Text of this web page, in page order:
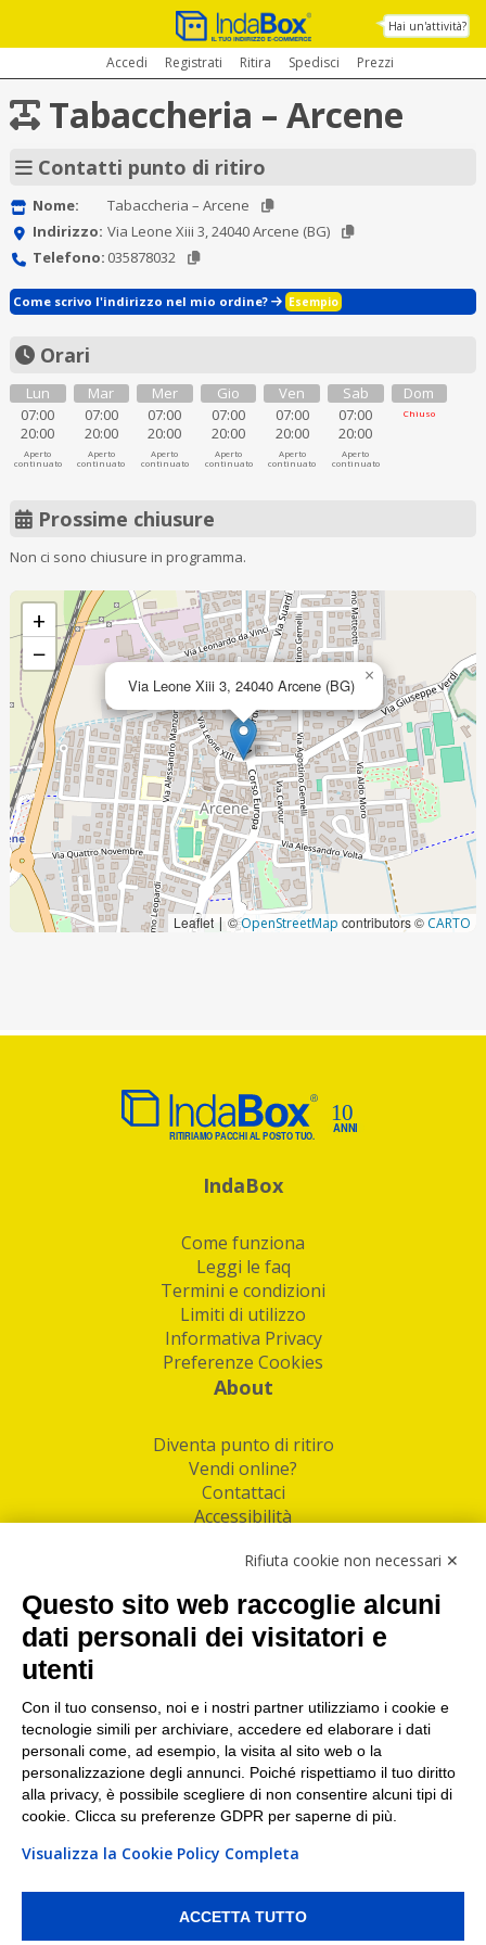
Hai un'attività?
Accedi Registrati Ritira Spedisci Prezzi
Tabaccheria – Arcene
Contatti punto di ritiro
Nome:
Tabaccheria – Arcene
Indirizzo: Via Leone Xiii 3, 24040 Arcene (BG)
Telefono: 035878032
Come scrivo l'indirizzo nel mio ordine? Esempio
Orari
Lun
07:00
20:00
Aperto
continuato
Mar
07:00
20:00
Aperto
continuato
Mer
07:00
20:00
Aperto
continuato
Gio
07:00
20:00
Aperto
continuato
Ven
07:00
20:00
Aperto
continuato
Sab
07:00
20:00
Aperto
continuato
Dom
Chiuso
Prossime chiusure
Non ci sono chiusure in programma.
Via Leone Xiii 3, 24040 Arcene (BG) ×
+
−
Leaflet | ©OpenStreetMap contributors © CARTO
IndaBox
Come funziona
Leggi le faq
Termini e condizioni
Limiti di utilizzo
Informativa Privacy
Preferenze Cookies
About
Diventa punto di ritiro
Vendi online?
Contattaci
Accessibilità
Facebook
Linkedin
I nostri punti di ritiro e spedizione pacchi nelle
maggiori città italiane
Torino|Milano|Roma|Bologna|Firenze| Genova
Napoli|Varese
PI/CF/N°Iscr.: 10821360012 | REA: RM 1494760 | Cap.Soc.: 50.000€ |
Whistleblowing|Privacy |Preferenze Cookies
Rifiuta cookie non necessari ✕
Questo sito web raccoglie alcuni
dati personali dei visitatori e
utenti
Con il tuo consenso, noi e i nostri partner utilizziamo i cookie e
tecnologie simili per archiviare, accedere ed elaborare i dati
personali come, ad esempio, la visita al sito web o la
personalizzazione degli annunci. Poiché rispettiamo il tuo diritto
alla privacy, è possibile scegliere di non consentire alcuni tipi di
cookie. Clicca su preferenze GDPR per saperne di più.
Visualizza la Cookie Policy Completa
ACCETTA TUTTO